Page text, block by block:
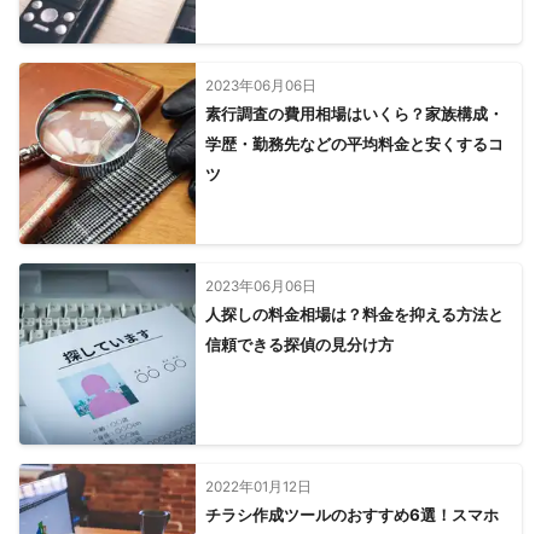
2023年06月06日
素行調査の費用相場はいくら？家族構成・
学歴・勤務先などの平均料金と安くするコ
ツ
2023年06月06日
人探しの料金相場は？料金を抑える方法と
信頼できる探偵の見分け方
2022年01月12日
チラシ作成ツールのおすすめ6選！スマホ